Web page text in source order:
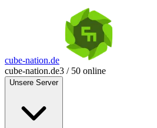
cube-nation.de
cube-nation.de3 / 50 online
Unsere Server